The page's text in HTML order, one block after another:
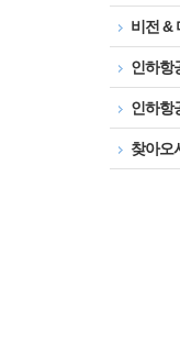
비전 &
인하항
인하항
찾아오